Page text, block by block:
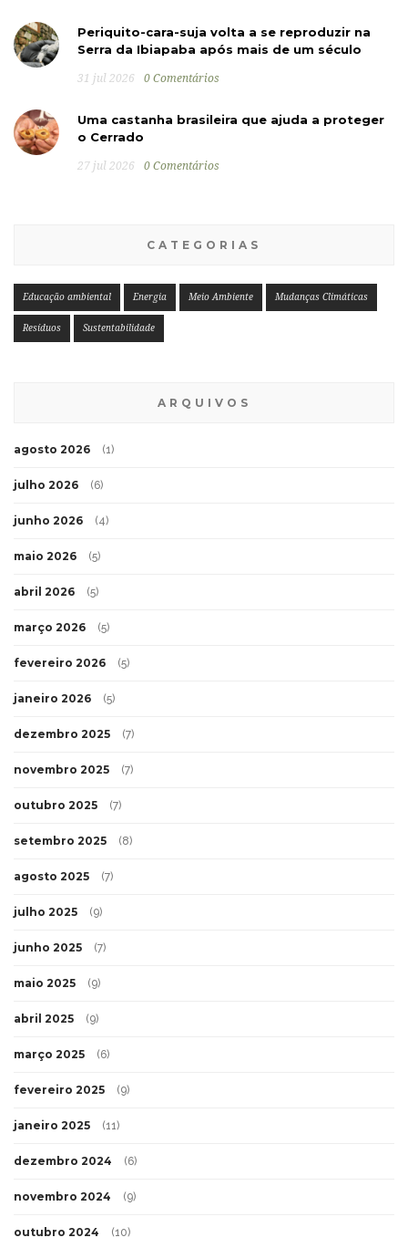
Periquito-cara-suja volta a se reproduzir na
Serra da Ibiapaba após mais de um século
31 jul 2026 0 Comentários
Uma castanha brasileira que ajuda a proteger
o Cerrado
27 jul 2026 0 Comentários
CATEGORIAS
Educação ambiental Energia Meio Ambiente Mudanças Climáticas
Resíduos Sustentabilidade
ARQUIVOS
agosto 2026 (1)
julho 2026 (6)
junho 2026 (4)
maio 2026 (5)
abril 2026 (5)
março 2026 (5)
fevereiro 2026 (5)
janeiro 2026 (5)
dezembro 2025 (7)
novembro 2025 (7)
outubro 2025 (7)
setembro 2025 (8)
agosto 2025 (7)
julho 2025 (9)
junho 2025 (7)
maio 2025 (9)
abril 2025 (9)
março 2025 (6)
fevereiro 2025 (9)
janeiro 2025 (11)
dezembro 2024 (6)
novembro 2024 (9)
outubro 2024 (10)